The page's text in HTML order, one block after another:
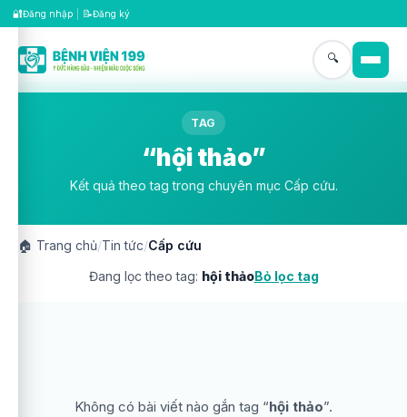
🔐Đăng nhập 📝Đăng ký
🔍
TAG
“hội thảo”
Kết quả theo tag trong chuyên mục Cấp cứu.
🏠 Trang chủ/Tin tức/Cấp cứu
Đang lọc theo tag: hội thảoBỏ lọc tag
Không có bài viết nào gắn tag “hội thảo”.